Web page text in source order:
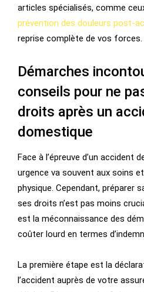
articles spécialisés, comme
prévention des douleurs post-
reprise complète de vos forces.
Démarches
conseils pour ne
droits après un
domestique
Face à l’épreuve d’un accident
urgence va souvent aux soins
physique. Cependant, préparer
ses droits n’est pas moins
est la méconnaissance des
coûter lourd en termes
La première étape est la
l’accident auprès de votre